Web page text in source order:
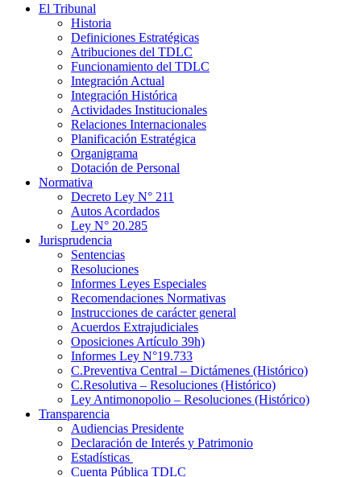
El Tribunal
Historia
Definiciones Estratégicas
Atribuciones del TDLC
Funcionamiento del TDLC
Integración Actual
Integración Histórica
Actividades Institucionales
Relaciones Internacionales
Planificación Estratégica
Organigrama
Dotación de Personal
Normativa
Decreto Ley N° 211
Autos Acordados
Ley N° 20.285
Jurisprudencia
Sentencias
Resoluciones
Informes Leyes Especiales
Recomendaciones Normativas
Instrucciones de carácter general
Acuerdos Extrajudiciales
Oposiciones Artículo 39h)
Informes Ley N°19.733
C.Preventiva Central – Dictámenes (Histórico)
C.Resolutiva – Resoluciones (Histórico)
Ley Antimonopolio – Resoluciones (Histórico)
Transparencia
Audiencias Presidente
Declaración de Interés y Patrimonio
Estadísticas
Cuenta Pública TDLC